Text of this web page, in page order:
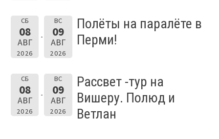
СБ
08
АВГ
2026
ВС
09
АВГ
2026
Полёты на паралёте в
Перми!
СБ
08
АВГ
2026
ВС
09
АВГ
2026
Рассвет -тур на
Вишеру. Полюд и
Ветлан